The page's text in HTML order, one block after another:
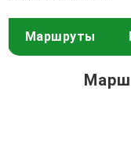
Маршруты